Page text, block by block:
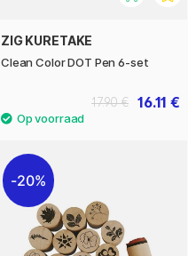
ZIG KURETAKE
Clean Color DOT Pen 6-set
16.11 €
17.90 €
20%